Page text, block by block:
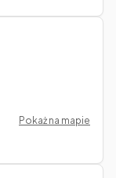
Pokaż na mapie